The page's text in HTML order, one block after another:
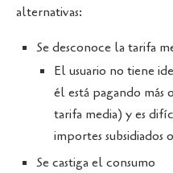
alternativas:
Se desconoce la tarifa
El usuario no tiene
él está pagando más
tarifa media) y es
importes subsidiados
Se castiga el consumo